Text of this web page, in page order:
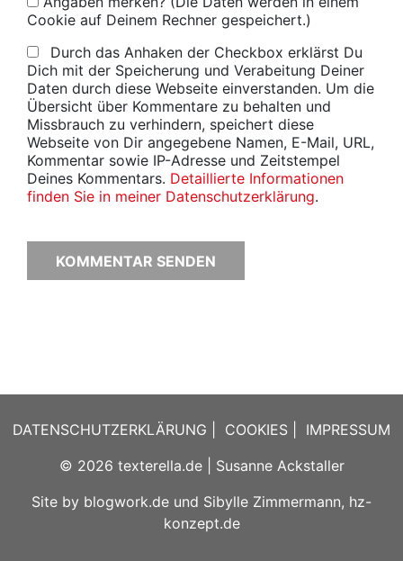
Cookie auf Deinem Rechner gespeichert.)
Durch das Anhaken der Checkbox erklärst Du
Dich mit der Speicherung und Verabeitung Deiner
Daten durch diese Webseite einverstanden. Um die
Übersicht über Kommentare zu behalten und
Missbrauch zu verhindern, speichert diese
Webseite von Dir angegebene Namen, E-Mail, URL,
Kommentar sowie IP-Adresse und Zeitstempel
Deines Kommentars. Detaillierte Informationen
finden Sie in meiner Datenschutzerklärung.
DATENSCHUTZERKLÄRUNG COOKIES
IMPRESSUM
© 2026 texterella.de| Susanne Ackstaller
Site by blogwork.de und Sibylle Zimmermann, hz-
konzept.de